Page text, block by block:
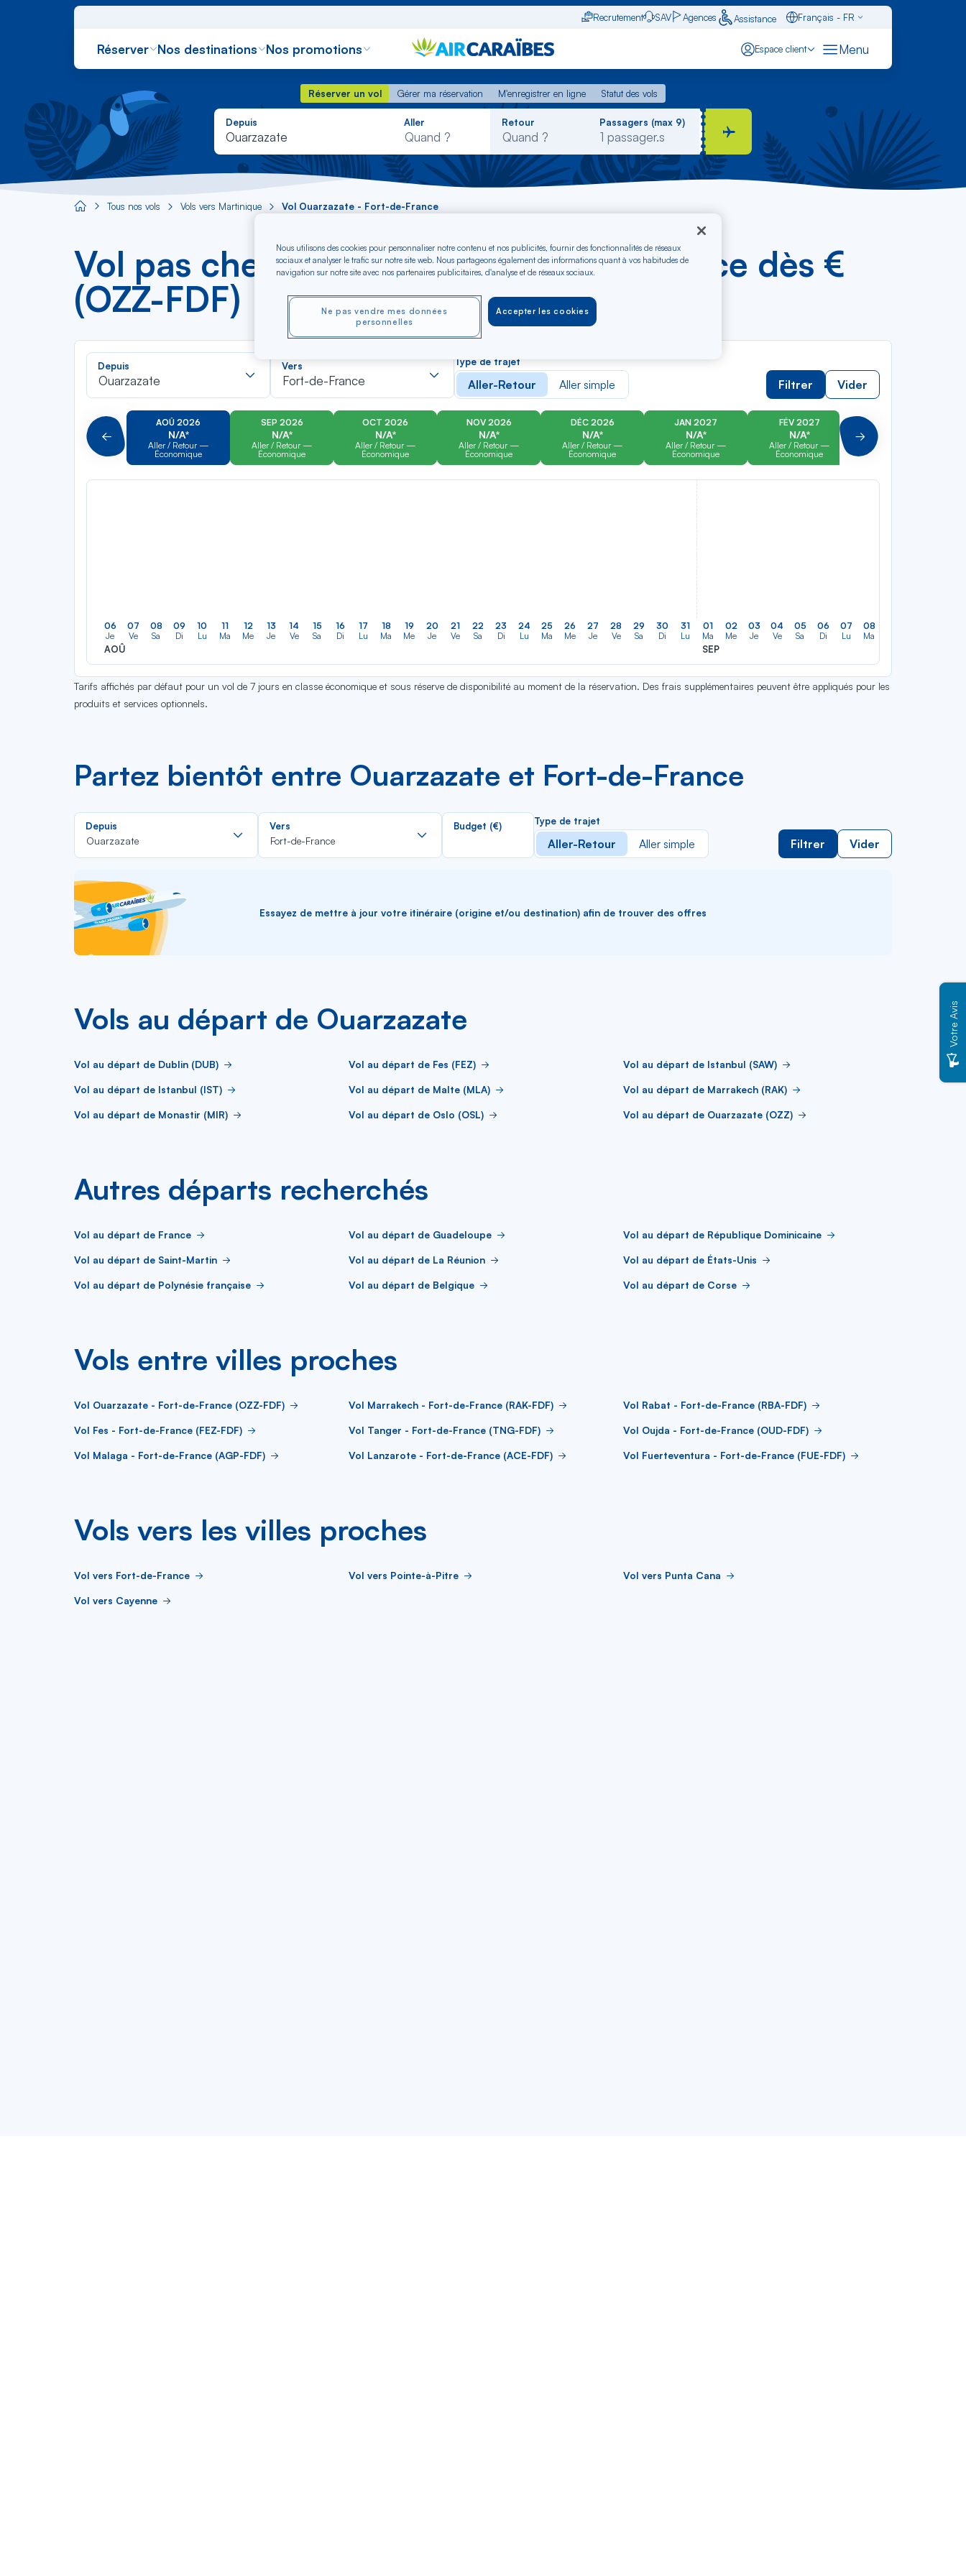
Recrutement SAV Agences Assistance
Français - FR
Réserver Nos destinations Nos promotions Espace client Menu
Réserver un vol Gérer ma réservation M'enregistrer en ligne
Statut des vols
Réserver un vol
Gérer ma réservation M'enregistrer en ligne Statut des vols
Depuis
Ouarzazate
Rechercher
dans
liste
Aller Retour Passagers (max 9)
Aircaraibes.com
Tous nos vols Vols vers Martinique Vol Ouarzazate - Fort-de-France
Vol pas cher Ouarzazate - Fort-de-France dès €
(OZZ-FDF)
Depuis
Ouarzazate
Rechercher
dans
la
liste
Vers
Fort-de-France
Rechercher
dans
la
liste
Type de trajet
Aller-Retour Aller simple Filtrer Vider
Précédent
AOÛ 2026
N/A*
Aller / Retour —
Économique
SEP 2026
N/A*
Aller / Retour —
Économique
OCT 2026
N/A*
Aller / Retour —
Économique
NOV 2026
N/A*
Aller / Retour —
Économique
DÉC 2026
N/A*
Aller / Retour —
Économique
JAN 2027
N/A*
Aller / Retour —
Économique
FÉV 2027
N/A*
Aller / Retour —
Économique
Aller / Retour —
Suivant
06
Je
AOÛ
07
Ve
08
Sa
09
Di
10
Lu
11
Ma
12
Me
13
Je
14
Ve
15
Sa
16
Di
17
Lu
18
Ma
19
Me
20
Je
21
Ve
22
Sa
23
Di
24
Lu
25
Ma
26
Me
27
Je
28
Ve
29
Sa
30
Di
31
Lu
01
Ma
SEP
02
Me
03
Je
04
Ve
05
Sa
06
Di
07
Lu
08
Ma
Tarifs affichés par défaut pour un vol de 7 jours en classe économique et sous réserve de disponibilité au moment de la réservation. Des frais supplémentaires peuvent être appliqués pour les
produits et services optionnels.
Partez bientôt entre Ouarzazate et Fort-de-France
Depuis
Ouarzazate
Rechercher
dans
la
Vers
Fort-de-France
Rechercher
la
Budget (€) Type de trajet
Aller-Retour Aller simple Filtrer Vider
Essayez de mettre à jour votre itinéraire (origine et/ou destination) afin de trouver des offres
Vols au départ de Ouarzazate
Vol au départ de Dublin (DUB) Vol au départ de Fes (FEZ) Vol au départ de Istanbul (SAW)
Vol au départ de Istanbul (IST) Vol au départ de Malte (MLA) Vol au départ de Marrakech (RAK)
Vol au départ de Monastir (MIR) Vol au départ de Oslo (OSL) Vol au départ de Ouarzazate (OZZ)
Autres départs recherchés
Vol au départ de France Vol au départ de Guadeloupe Vol au départ de République Dominicaine
Vol au départ de Saint-Martin Vol au départ de La Réunion Vol au départ de États-Unis
Vol au départ de Polynésie française Vol au départ de Belgique Vol au départ de Corse
Vols entre villes proches
Vol Ouarzazate - Fort-de-France (OZZ-FDF) Vol Marrakech - Fort-de-France (RAK-FDF) Vol Rabat - Fort-de-France (RBA-FDF)
Vol Fes - Fort-de-France (FEZ-FDF) Vol Tanger - Fort-de-France (TNG-FDF) Vol Oujda - Fort-de-France (OUD-FDF)
Vol Malaga - Fort-de-France (AGP-FDF) Vol Lanzarote - Fort-de-France (ACE-FDF) Vol Fuerteventura - Fort-de-France (FUE-FDF)
Vols vers les villes proches
Vol vers Fort-de-France Vol vers Pointe-à-Pitre Vol vers Punta Cana
Vol vers Cayenne
Nous utilisons des cookies pour personnaliser notre contenu et nos publicités, fournir des fonctionnalités de réseaux
sociaux et analyser le trafic sur notre site web. Nous partageons également des informations quant à vos habitudes de
navigation sur notre site avec nos partenaires publicitaires, d'analyse et de réseaux sociaux.
Accepter les cookies
Ne pas vendre mes données
personnelles
Votre Avis